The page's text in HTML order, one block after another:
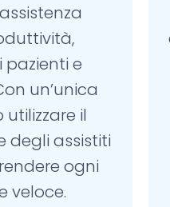
e
un’unica
il
degli assistiti
ogni
veloce.